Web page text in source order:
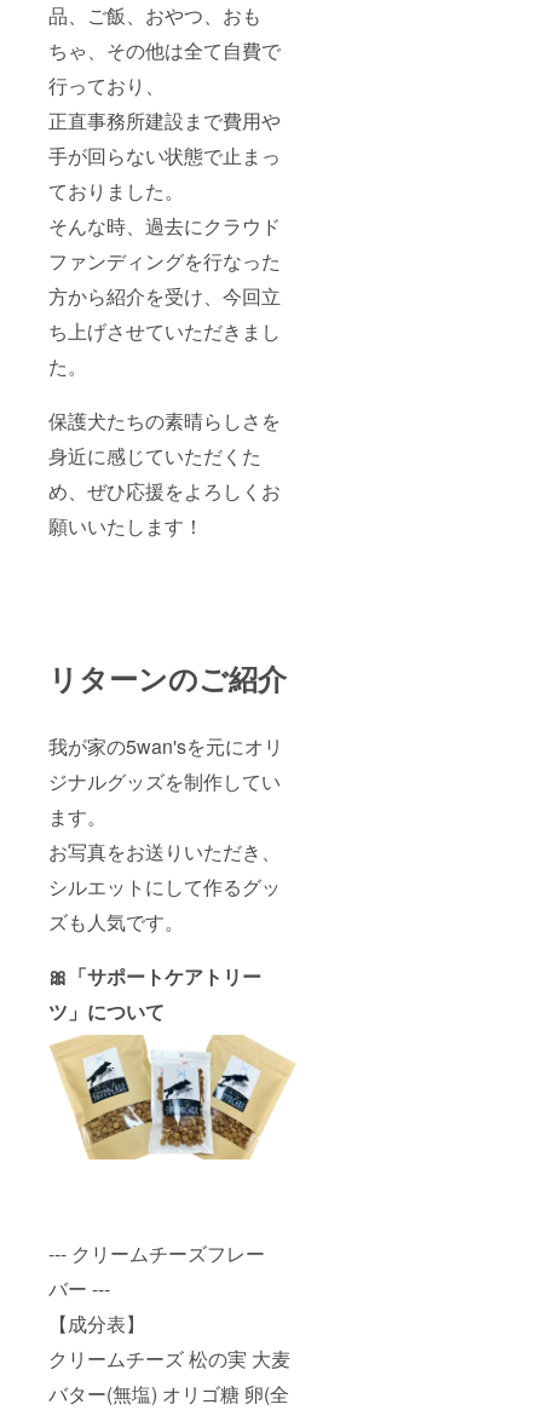
品、ご飯、おやつ、おも
ちゃ、その他は全て自費で
行っており、
正直事務所建設まで費用や
手が回らない状態で止まっ
ておりました。
そんな時、過去にクラウド
ファンディングを行なった
方から紹介を受け、今回立
ち上げさせていただきまし
た。
保護犬たちの素晴らしさを
身近に感じていただくた
め、ぜひ応援をよろしくお
願いいたします！
リターンのご紹介
我が家の5wan'sを元にオリ
ジナルグッズを制作してい
ます。
お写真をお送りいただき、
シルエットにして作るグッ
ズも人気です。
🎀「サポートケアトリー
ツ」について
--- クリームチーズフレー
バー ---
【成分表】
クリームチーズ 松の実 大麦
バター(無塩) オリゴ糖 卵(全